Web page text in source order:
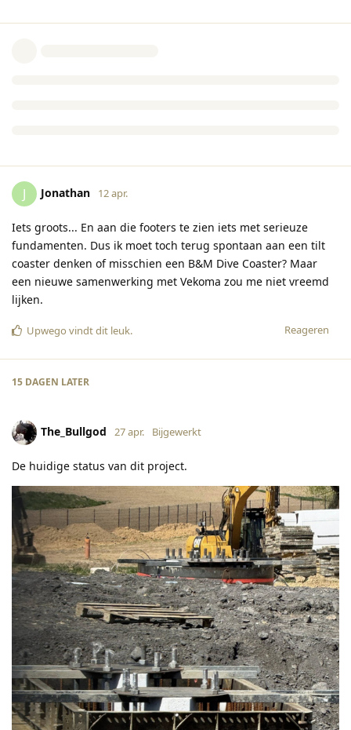
J Jonathan 12 apr.
Iets groots... En aan die footers te zien iets met serieuze
fundamenten. Dus ik moet toch terug spontaan aan een tilt
coaster denken of misschien een B&M Dive Coaster? Maar
een nieuwe samenwerking met Vekoma zou me niet vreemd
lijken.
Reageren
Upwego vindt dit leuk.
15 DAGEN LATER
The_Bullgod 27 apr. Bijgewerkt
De huidige status van dit project.